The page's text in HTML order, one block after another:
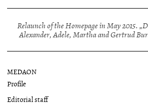
Relaunch of the Homepage in May 2015.
Alexander, Adele, Martha and Gertrud
MEDAON
Profile
Editorial staff